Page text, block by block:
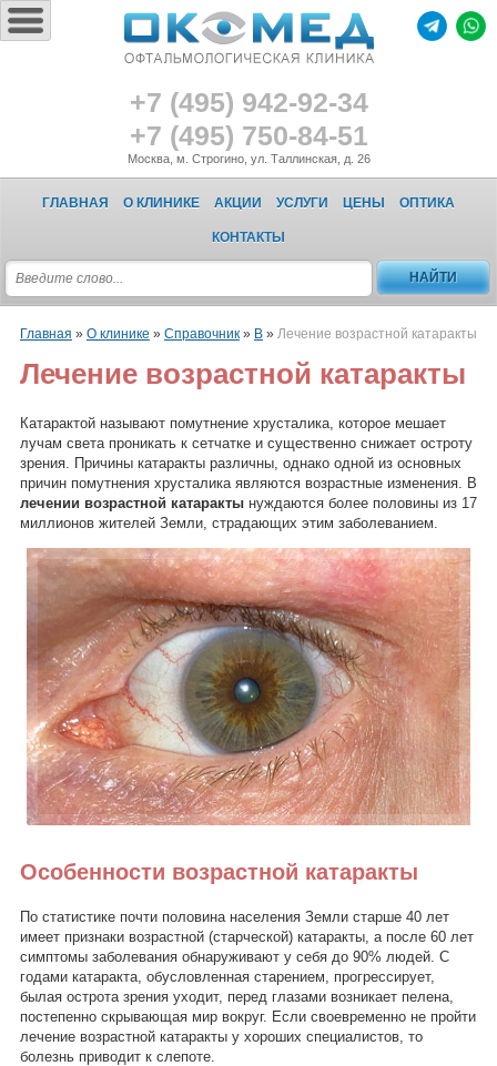
+7 (495) 942-92-34
+7 (495) 750-84-51
Москва, м. Строгино, ул. Таллинская, д. 26
ГЛАВНАЯ О КЛИНИКЕ АКЦИИ УСЛУГИ ЦЕНЫ ОПТИКА
КОНТАКТЫ
Главная » О клинике » Справочник» В» Лечение возрастной катаракты
Лечение возрастной катаракты
Катарактой называют помутнение хрусталика, которое мешает
лучам света проникать к сетчатке и существенно снижает остроту
зрения. Причины катаракты различны, однако одной из основных
причин помутнения хрусталика являются возрастные изменения. В
лечении возрастной катарактынуждаются более половины из 17
миллионов жителей Земли, страдающих этим заболеванием.
Особенности возрастной катаракты
По статистике почти половина населения Земли старше 40 лет
имеет признаки возрастной (старческой) катаракты, а после 60 лет
симптомы заболевания обнаруживают у себя до 90% людей. С
годами катаракта, обусловленная старением, прогрессирует,
былая острота зрения уходит, перед глазами возникает пелена,
постепенно скрывающая мир вокруг. Если своевременно не пройти
лечение возрастной катаракты у хороших специалистов, то
болезнь приводит к слепоте.